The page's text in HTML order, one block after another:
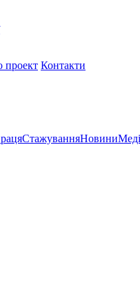
проект Контакти
СтажуванняНовини